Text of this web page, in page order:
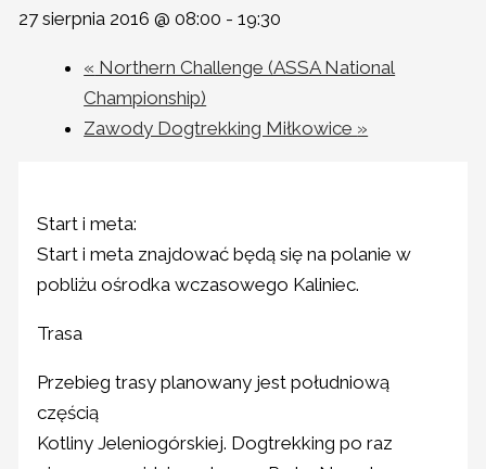
27 sierpnia 2016 @ 08:00 -19:30
« Northern Challenge (ASSA National
Championship)
Zawody Dogtrekking Miłkowice »
Start i meta:
Start i meta znajdować będą się na polanie w
pobliżu ośrodka wczasowego Kaliniec.
Trasa
Przebieg trasy planowany jest południową
częścią
Kotliny Jeleniogórskiej. Dogtrekking po raz